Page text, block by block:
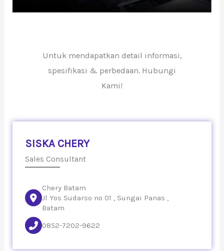
Untuk mendapatkan detail informasi,
spesifikasi & perbedaan. Hubungi
Kami!
SISKA CHERY
Sales Consultant
Chery Batam
Jl Yos Sudarso no 01 , Sungai Panas ,
Batam
0852-7202-9622